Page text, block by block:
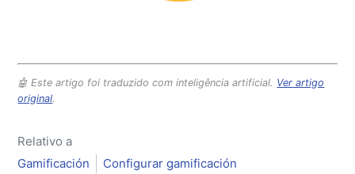
🤖 Este artigo foi traduzido com inteligência artificial. Ver artigo
original.
Relativo a
Gamificación
Configurar gamificación